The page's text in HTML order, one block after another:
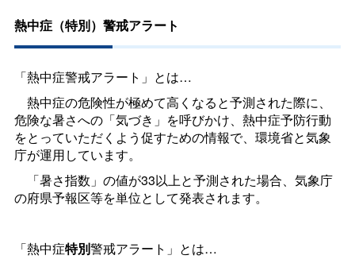
熱中症（特別）警戒アラート
「熱中症警戒アラート」とは…
熱中症の危険性が極めて高くなると予測された際に、
危険な暑さへの「気づき」を呼びかけ、熱中症予防行動
をとっていただくよう促すための情報で、環境省と気象
庁が運用しています。
「暑さ指数」の値が33以上と予測された場合、気象庁
の府県予報区等を単位として発表されます。
「熱中症特別警戒アラート」とは…